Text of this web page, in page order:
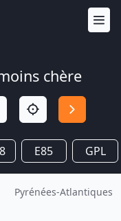
chère
E85 GPL
Pyrénées-Atlantiques